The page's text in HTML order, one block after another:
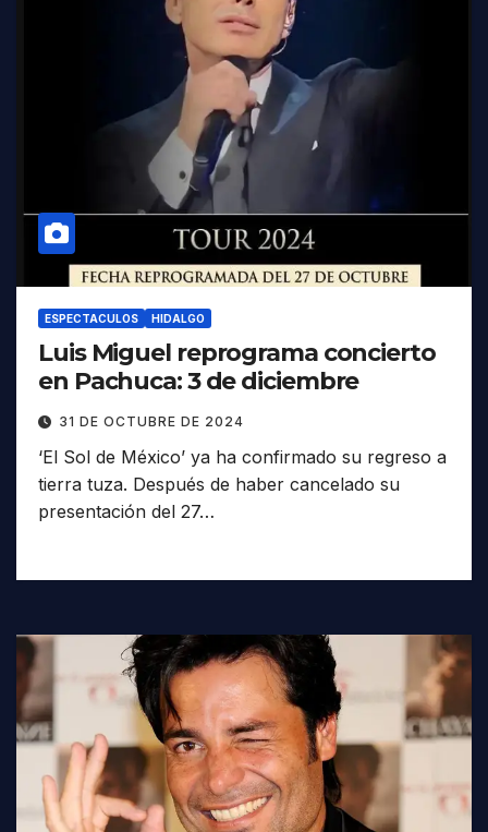
ESPECTACULOS HIDALGO
Luis Miguel reprograma concierto
en Pachuca: 3 de diciembre
31 DE OCTUBRE DE 2024
‘El Sol de México’ ya ha confirmado su regreso a
tierra tuza. Después de haber cancelado su
presentación del 27…